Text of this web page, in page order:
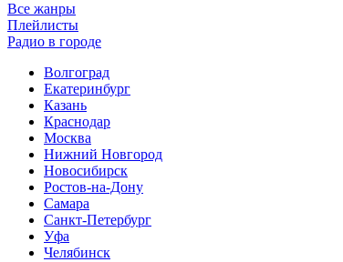
Все жанры
Плейлисты
Радио в городе
Волгоград
Екатеринбург
Казань
Краснодар
Москва
Нижний Новгород
Новосибирск
Ростов-на-Дону
Самара
Санкт-Петербург
Уфа
Челябинск